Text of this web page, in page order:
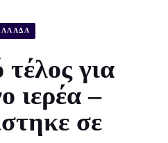
για
ιερέα –
σε